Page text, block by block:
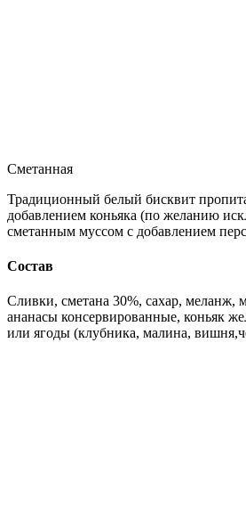
Сметанная
Традиционный белый бисквит
добавлением коньяка (по желанию
сметанным муссом с добавлением
Состав
Сливки, сметана 30%, сахар, меланж,
ананасы консервированные, коньяк
или ягоды (клубника, малина,